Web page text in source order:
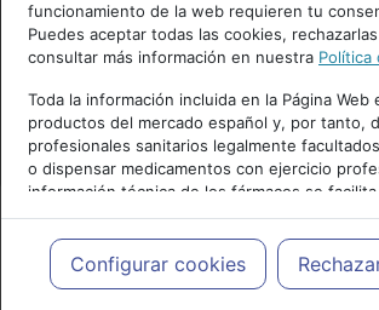
Accede o regístrate con tu email.
funcionamiento de la web requieren tu
Puedes aceptar todas las cookies,
consultar más información en nuestra Política
Toda la información incluida en la Página Web
productos del mercado español y, por tanto,
profesionales sanitarios legalmente
o dispensar medicamentos con ejercicio
información técnica de los fármacos se
meramente informativo, siendo
profesionales facultados prescribir
cada caso concreto, el tratamiento más
necesidades del paciente.
Configurar cookies